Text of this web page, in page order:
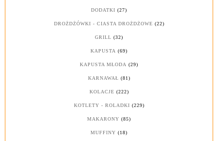
DODATKI (27)
DROŻDŻÓWKI - CIASTA DROŻDŻOWE (22)
GRILL (32)
KAPUSTA (69)
KAPUSTA MŁODA (29)
KARNAWAŁ (81)
KOLACJE (222)
KOTLETY - ROLADKI (229)
MAKARONY (85)
MUFFINY (18)